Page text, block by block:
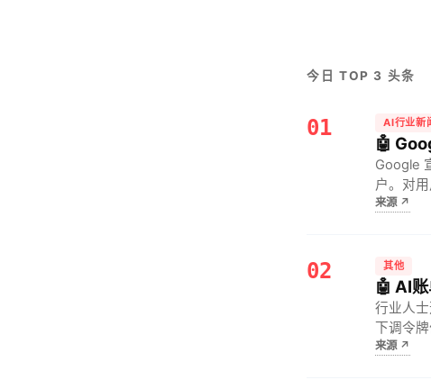
今日 TOP 3 头条
01 AI行业新
🤖
Google
户。对
提示词，
来源↗
02 其他
🤖 AI
行业人
下调令
模化落地
来源↗